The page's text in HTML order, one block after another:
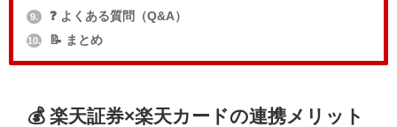
9. ❓ よくある質問（Q&A）
10. 📝 まとめ
💰 楽天証券×楽天カードの連携メリット